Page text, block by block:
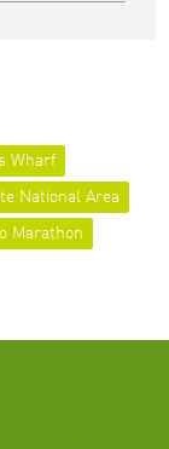
Wharf
National Area
Marathon